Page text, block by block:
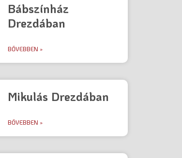
Bábszínház
Drezdában
BŐVEBBEN »
Mikulás Drezdában
BŐVEBBEN »